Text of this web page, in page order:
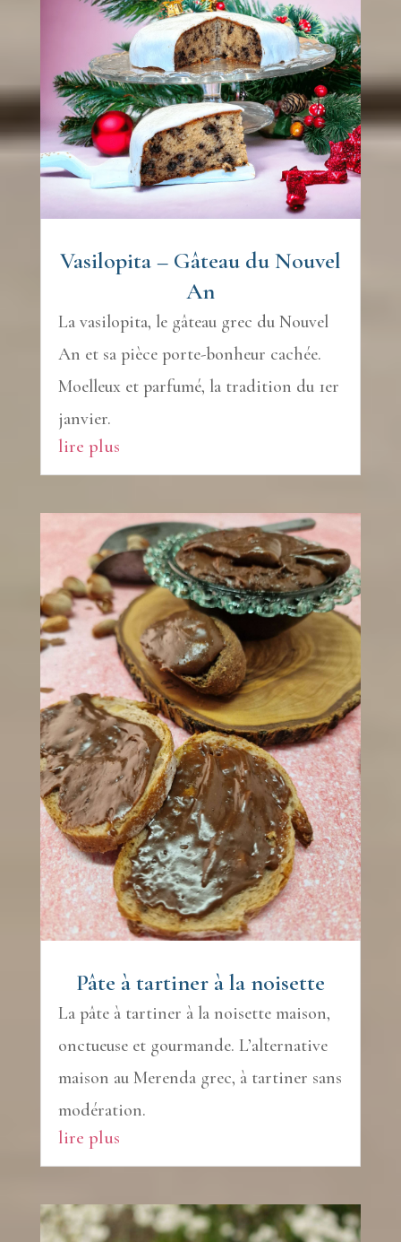
Vasilopita – Gâteau du Nouvel
An
La vasilopita, le gâteau grec du Nouvel
An et sa pièce porte-bonheur cachée.
Moelleux et parfumé, la tradition du 1er
janvier.
lire plus
Pâte à tartiner à la noisette
La pâte à tartiner à la noisette maison,
onctueuse et gourmande. L’alternative
maison au Merenda grec, à tartiner sans
modération.
lire plus